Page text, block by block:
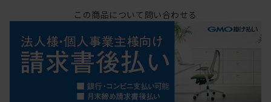
この商品について問い合わせる